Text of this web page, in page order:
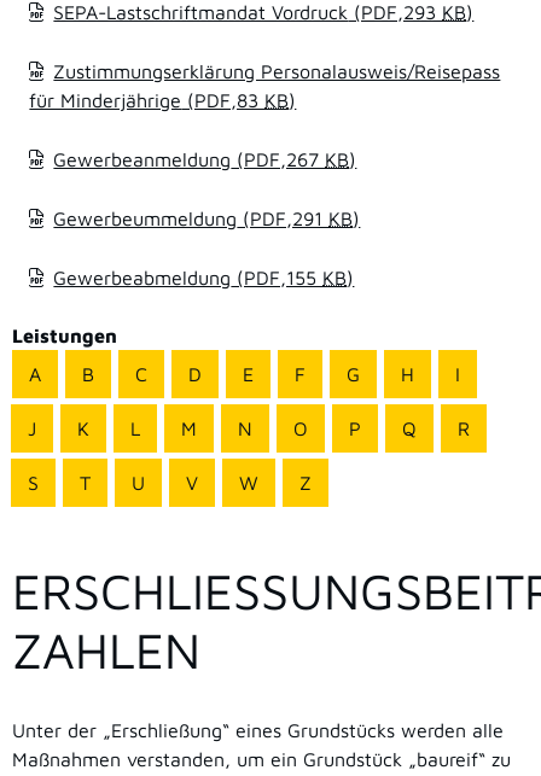
SEPA-Lastschriftmandat Vordruck (PDF,293 KB)
Zustimmungserklärung Personalausweis/Reisepass
für Minderjährige (PDF,83 KB)
Gewerbeanmeldung (PDF,267 KB)
Gewerbeummeldung (PDF,291 KB)
Gewerbeabmeldung (PDF,155 KB)
Leistungen
A
B C D E F G H I
J K L M N O P Q R
S T U V W Z
AHLEN
Unter der „Erschließung“ eines Grundstücks werden alle
Maßnahmen verstanden, um ein Grundstück „baureif“ zu